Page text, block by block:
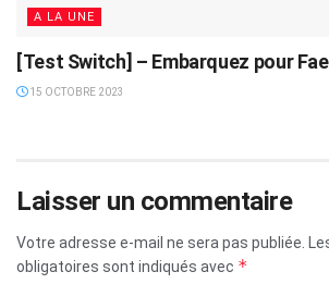
A LA UNE
[Test Switch] – Embarquez pour
15 OCTOBRE 2023
Laisser un commentaire
Votre adresse e-mail ne sera pas publiée.
obligatoires sont indiqués avec *